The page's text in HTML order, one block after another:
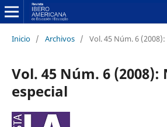
Inicio / Archivos / Vol. 45 Núm. 6
Vol. 45 Núm. 6
especial